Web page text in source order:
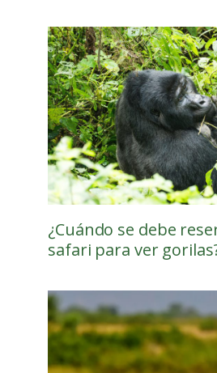
¿Cuándo se debe
safari para ver